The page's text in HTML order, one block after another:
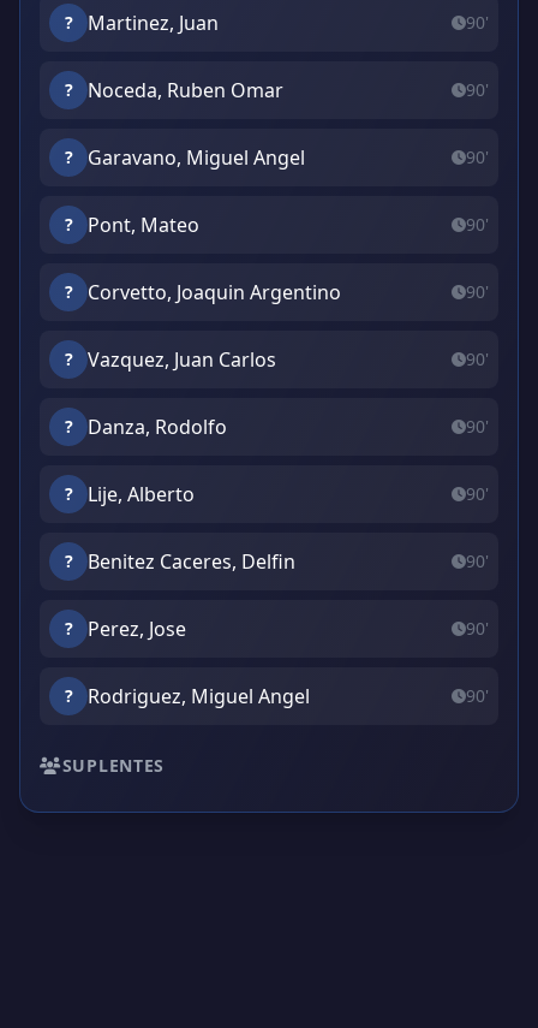
? Martinez, Juan 90'
? Noceda, Ruben Omar 90'
? Garavano, Miguel Angel 90'
? Pont, Mateo 90'
? Corvetto, Joaquin Argentino 90'
? Vazquez, Juan Carlos 90'
? Danza, Rodolfo 90'
? Lije, Alberto 90'
? Benitez Caceres, Delfin 90'
? Perez, Jose 90'
? Rodriguez, Miguel Angel 90'
SUPLENTES